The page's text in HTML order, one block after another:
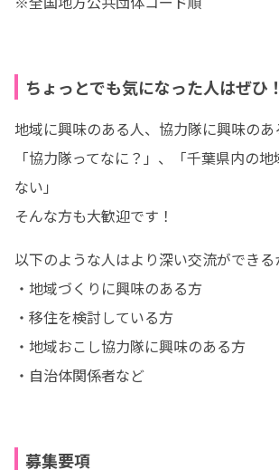
ちょっとでも気になった人はぜひ！
地域に興味のある人、協力隊に興味のあ
「協力隊ってなに？」、「千葉県内の
ない」
そんな方も大歓迎です！
以下のような人はより深い交流ができる
・地域づくりに興味のある方
・移住を検討している方
・地域おこし協力隊に興味のある方
・自治体関係者など
募集要項